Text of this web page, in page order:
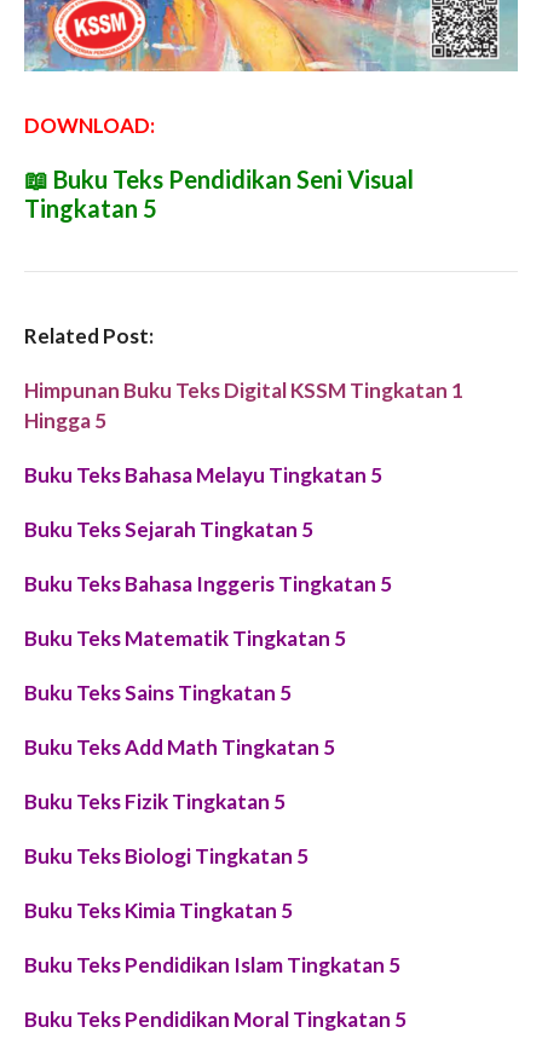
DOWNLOAD:
📖 Buku Teks Pendidikan Seni Visual
Tingkatan 5
Related Post:
Himpunan Buku Teks Digital KSSM Tingkatan 1
Hingga 5
Buku Teks Bahasa Melayu Tingkatan 5
Buku Teks Sejarah Tingkatan 5
Buku Teks Bahasa Inggeris Tingkatan 5
Buku Teks Matematik Tingkatan 5
Buku Teks Sains Tingkatan 5
Buku Teks Add Math Tingkatan 5
Buku Teks Fizik Tingkatan 5
Buku Teks Biologi Tingkatan 5
Buku Teks Kimia Tingkatan 5
Buku Teks Pendidikan Islam Tingkatan 5
Buku Teks Pendidikan Moral Tingkatan 5